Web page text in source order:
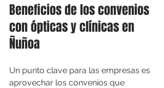
Beneficios de los convenios
con ópticas y clínicas en
Ñuñoa
Un punto clave para las empresas es
aprovechar los convenios que